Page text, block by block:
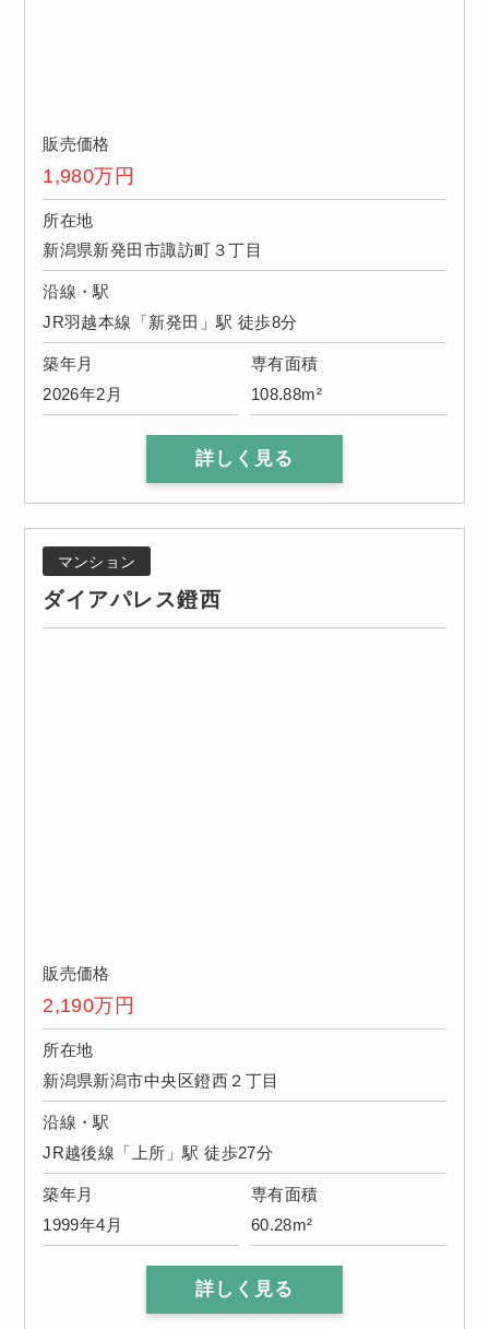
販売価格
1,980万円
所在地
新潟県新発田市諏訪町３丁目
沿線・駅
JR羽越本線「新発田」駅 徒歩8分
築年月
2026年2月
専有面積
108.88m²
詳しく見る
マンション
ダイアパレス鐙西
販売価格
2,190万円
所在地
新潟県新潟市中央区鐙西２丁目
沿線・駅
JR越後線「上所」駅 徒歩27分
築年月
1999年4月
専有面積
60.28m²
詳しく見る